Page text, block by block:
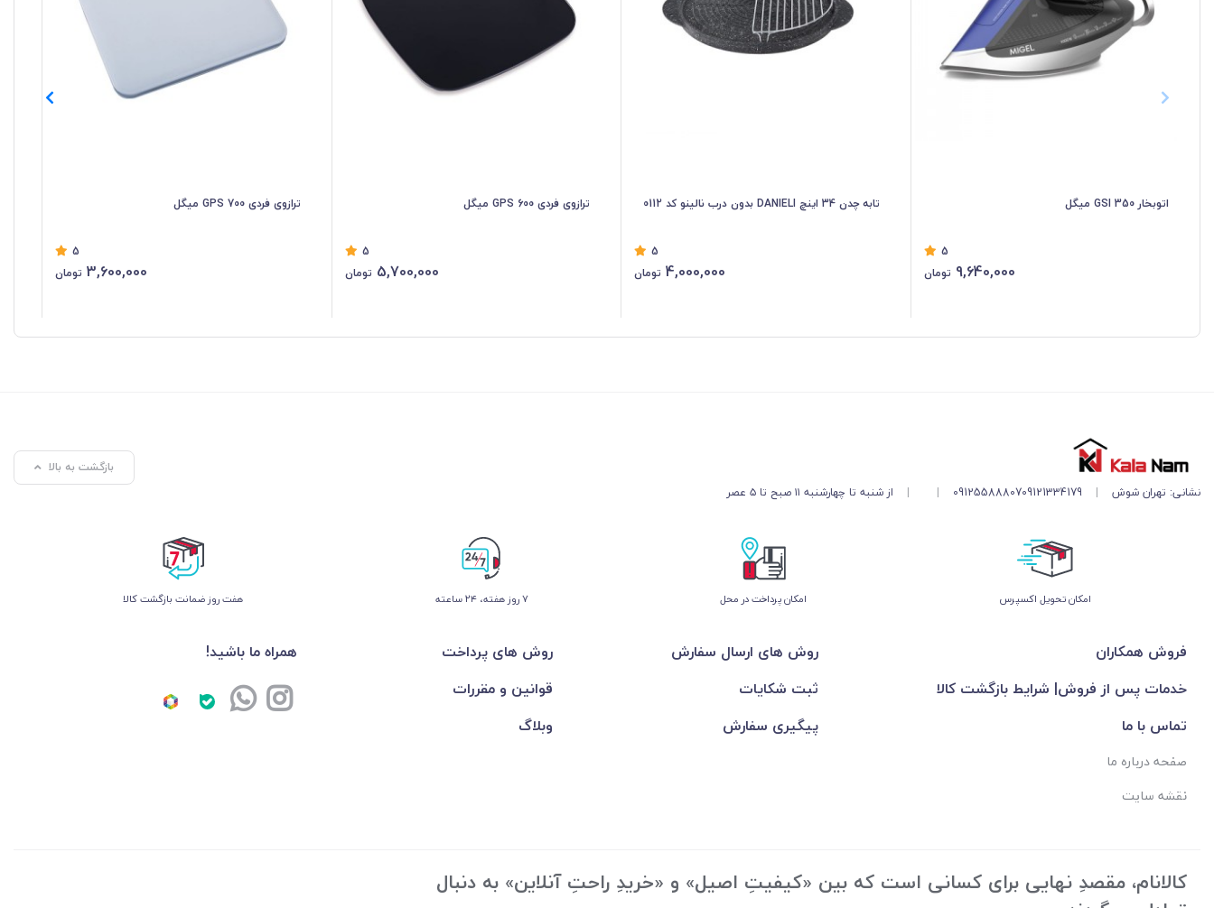
اتوبخار GSI 350 میگل
5
9,640,000 تومان
تابه چدن 34 اینچ DANIELI بدون درب نالینو کد 0112
5
4,000,000 تومان
ترازوی فردی GPS 600 میگل
5
5,700,000 تومان
ترازوی فردی GPS 700 میگل
5
3,600,000 تومان
نشانی: تهران شوش |
09121334179
09125588807
|
| از شنبه تا چهارشنبه ۱۱ صبح تا ۵ عصر
بازگشت به بالا
اﻣﮑﺎن ﺗﺤﻮﯾﻞ اﮐﺴﭙﺮس امکان پرداخت در محل ۷ روز ﻫﻔﺘﻪ، ۲۴ ﺳﺎﻋﺘﻪ هفت روز ضمانت بازگشت کالا
فروش همکاران روش های ارسال سفارش
روش های پرداخت
خدمات پس از فروش| شرایط بازگشت کالا
ثبت شکایات
قوانین و مقررات
تماس با ما
صفحه درباره ما
نقشه سایت
پیگیری سفارش وبلاگ
همراه ما باشید!
کالانام، مقصدِ نهایی برای کسانی است که بین «کیفیتِ اصیل» و «خریدِ راحتِ آنلاین» به دنبال